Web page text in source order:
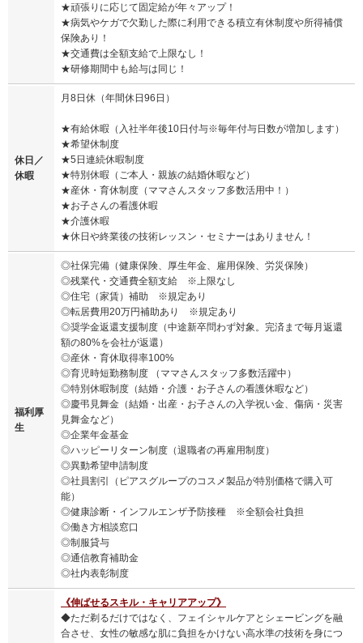
★頑張りに応じて固定給が年々アップ！
★病気やケガで欠勤した際に利用できる積立有休制度や所得補償
保険あり！
★交通費は全額支給で上限なし！
★研修期間中も給与は同じ！
休日／
休暇
月8日休（年間休日96日）
★有給休暇（入社半年後10日付与※毎年付与日数が増加します）
★希望休制度
★5日連続休暇制度
★特別休暇（ご本人・親族の結婚休暇など）
★産休・育休制度（ママさんスタッフ多数活用中！）
★お子さんの看護休暇
★介護休暇
★休日や終業後の技術レッスン・セミナーはありません！
福利厚
生
◎社保完備（健康保険、厚生年金、雇用保険、労災保険）
◎残業代・交通費全額支給 ※上限なし
◎住宅（家賃）補助 ※規定あり
◎転居費用20万円補助あり ※規定あり
◎奨学金返還支援制度（中途新卒問わず対象。完済まで毎月返還
額の80%を会社が返還）
◎産休・育休取得率100%
◎育児時短勤務制度 （ママさんスタッフ多数活躍中）
◎特別休暇制度（結婚・介護・お子さんの看護休暇など）
◎慶弔見舞金（結婚・出産・お子さんの入学祝い金、傷病・災害
見舞金など）
◎企業年金基金
◎ハッピーリターン制度（退職者の再雇用制度）
◎異動希望申請制度
◎社員割引（ピアスグループのコスメ製品が特別価格で購入可
能）
◎健康診断・インフルエンザ予防接種 ※全額会社負担
◎働き方相談窓口
◎制服貸与
◎通信教育補助金
◎社内表彰制度
《伸ばせるスキル・キャリアアップ》
◆ただ剃るだけではなく、フェイシャルケアとシェービングを融
合させ、女性の敏感な肌に負担をかけない高水準の技術を身につ